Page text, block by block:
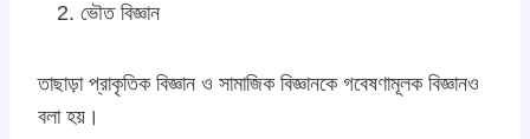
ভৌত বিজ্ঞান
তাছাড়া প্রাকৃতিক বিজ্ঞান ও সামাজিক বিজ্ঞানকে গবেষণামূলক বিজ্ঞানও
বলা হয়।